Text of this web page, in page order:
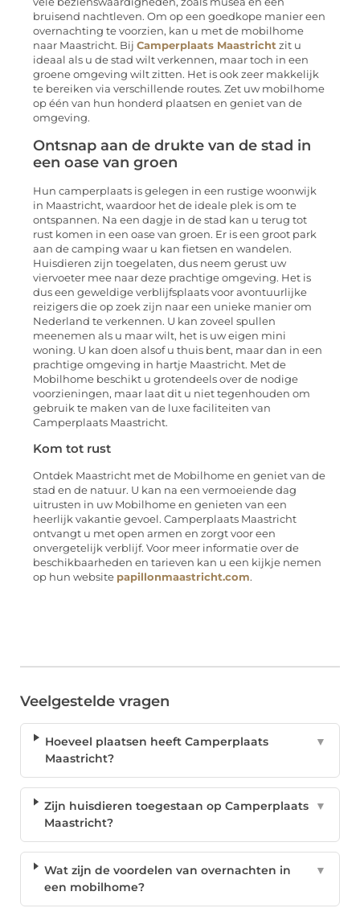
bruisend nachtleven. Om op een goedkope manier een
overnachting te voorzien, kan u met de mobilhome
naar Maastricht. Bij Camperplaats Maastricht zit u
ideaal als u de stad wilt verkennen, maar toch in een
groene omgeving wilt zitten. Het is ook zeer makkelijk
te bereiken via verschillende routes. Zet uw mobilhome
op één van hun honderd plaatsen en geniet van de
omgeving.
Ontsnap aan de drukte van de stad in
een oase van groen
Hun camperplaats is gelegen in een rustige woonwijk
in Maastricht, waardoor het de ideale plek is om te
ontspannen. Na een dagje in de stad kan u terug tot
rust komen in een oase van groen. Er is een groot park
aan de camping waar u kan fietsen en wandelen.
Huisdieren zijn toegelaten, dus neem gerust uw
viervoeter mee naar deze prachtige omgeving. Het is
dus een geweldige verblijfsplaats voor avontuurlijke
reizigers die op zoek zijn naar een unieke manier om
Nederland te verkennen. U kan zoveel spullen
meenemen als u maar wilt, het is uw eigen mini
woning. U kan doen alsof u thuis bent, maar dan in een
prachtige omgeving in hartje Maastricht. Met de
Mobilhome beschikt u grotendeels over de nodige
voorzieningen, maar laat dit u niet tegenhouden om
gebruik te maken van de luxe faciliteiten van
Camperplaats Maastricht.
Kom tot rust
Ontdek Maastricht met de Mobilhome en geniet van de
stad en de natuur. U kan na een vermoeiende dag
uitrusten in uw Mobilhome en genieten van een
heerlijk vakantie gevoel. Camperplaats Maastricht
ontvangt u met open armen en zorgt voor een
onvergetelijk verblijf. Voor meer informatie over de
beschikbaarheden en tarieven kan u een kijkje nemen
op hun website papillonmaastricht.com.
Veelgestelde vragen
Hoeveel plaatsen heeft Camperplaats
Maastricht?
▼
Zijn huisdieren toegestaan op Camperplaats
Maastricht?
▼
Wat zijn de voordelen van overnachten in
een mobilhome?
▼